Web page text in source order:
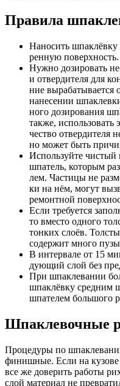
Правила
Нано­сить
рен­ную поверхность.
Нуж­но дози­ро­вать
и отвер­ди­те­ля для
ние выра­ба­ты­ва­ет­ся
нане­се­нии
но­го дози­ро­ва­ния
так­же,
че­ство отвер­ди­те­ля
но может быть
Исполь­зуй­те
шпа­тель, кото­рым
лем. Части­цы не
ки на нём, могут
ремонт­ной
Если тре­бу­ет­ся
то вме­сто одно­го
тон­ких сло­ёв.
содер­жит мно­го
В интер­ва­ле от 15
ду­ю­щий слой без
При шпа­кле­ва­нии
шпа­клёв­ку сред­ним
шпа­те­лем боль­шо­го
Шпаклевочные
Процедуры по
финишные. Если на
все же доверить работы
слой материал не